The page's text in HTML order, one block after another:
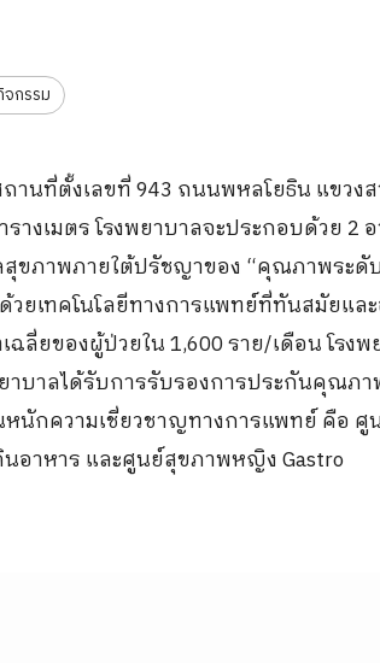
านกับเรา
กรรม
านที่ตั้งเลขที่ 943 ถนนพหลโยธิน แขวง
างเมตร โรงพยาบาลจะประกอบด้วย 2
สุขภาพภายใต้ปรัชญาของ “คุณภาพระดั
วยเทคโนโลยีทางการแพทย์ที่ทันสมัยแ
ลี่ยของผู้ป่วยใน 1,600 ราย/เดือน โรง
าบาลได้รับการรับรองการประกันคุณภ
นักความเชี่ยวชาญทางการแพทย์ คือ ศู
อาหาร และศูนย์สุขภาพหญิง Gastro